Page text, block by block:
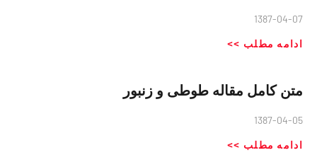
1387-04-07
ادامه مطلب >>
متن کامل مقاله طوطی و زنبور
1387-04-05
ادامه مطلب >>